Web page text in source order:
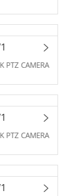
PTZ CAMERA
PTZ CAMERA